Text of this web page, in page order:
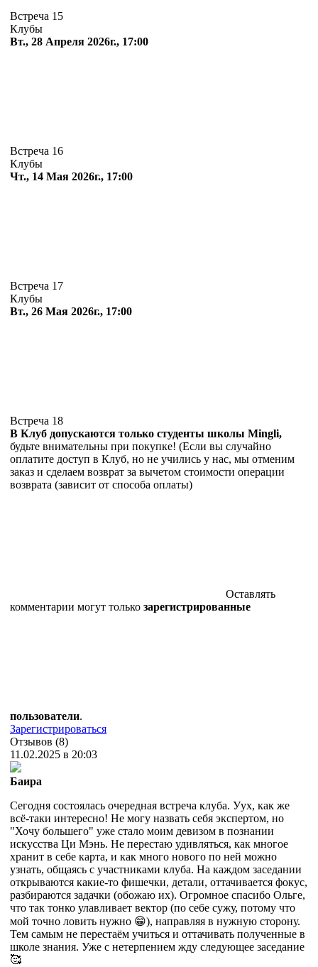
Встреча 15
Клубы
Вт., 28 Апреля 2026г., 17:00
Встреча 16
Клубы
Чт., 14 Мая 2026г., 17:00
Встреча 17
Клубы
Вт., 26 Мая 2026г., 17:00
Встреча 18
В Клуб допускаются только студенты школы Mingli,
будьте внимательны при покупке! (Если вы случайно
оплатите доступ в Клуб, но не учились у нас, мы отменим
заказ и сделаем возврат за вычетом стоимости операции
возврата (зависит от способа оплаты)
Оставлять
комментарии могут только зарегистрированные
пользователи.
Зарегистрироваться
Отзывов (8)
11.02.2025 в 20:03
Баира
Сегодня состоялась очередная встреча клуба. Уух, как же
всё-таки интересно! Не могу назвать себя экспертом, но
"Хочу большего" уже стало моим девизом в познании
искусства Ци Мэнь. Не перестаю удивляться, как многое
хранит в себе карта, и как много нового по ней можно
узнать, общаясь с участниками клуба. На каждом заседании
открываются какие-то фишечки, детали, оттачивается фокус,
разбираются задачки (обожаю их). Огромное спасибо Ольге,
что так тонко улавливает вектор (по себе сужу, потому что
мой точно ловить нужно 😁), направляя в нужную сторону.
Тем самым не перестаём учиться и оттачивать полученные в
школе знания. Уже с нетерпением жду следующее заседание
🥰